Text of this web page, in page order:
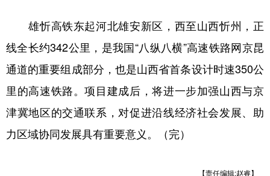
多语种频道
English Español Français عربى
Русский язык 日本語 한국어
Deutsch Português
雄忻高铁东起河北雄安新区，西至山西忻州，正
线全长约342公里，是我国“八纵八横”高速铁路网京昆
通道的重要组成部分，也是山西省首条设计时速350公
里的高速铁路。项目建成后，将进一步加强山西与京
津冀地区的交通联系，对促进沿线经济社会发展、助
力区域协同发展具有重要意义。（完）
【责任编辑:赵睿】